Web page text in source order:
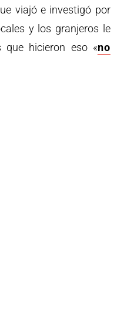
viajó e investigó por
y los granjeros le
que hicieron eso «no